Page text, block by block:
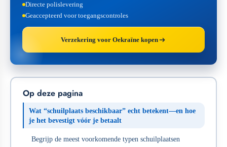
Directe polislevering
Geaccepteerd voor toegangscontroles
Verzekering voor Oekraïne kopen
Op deze pagina
Wat “schuilplaats beschikbaar” echt betekent—en hoe
je het bevestigt vóór je betaalt
Begrijp de meest voorkomende typen schuilplaatsen